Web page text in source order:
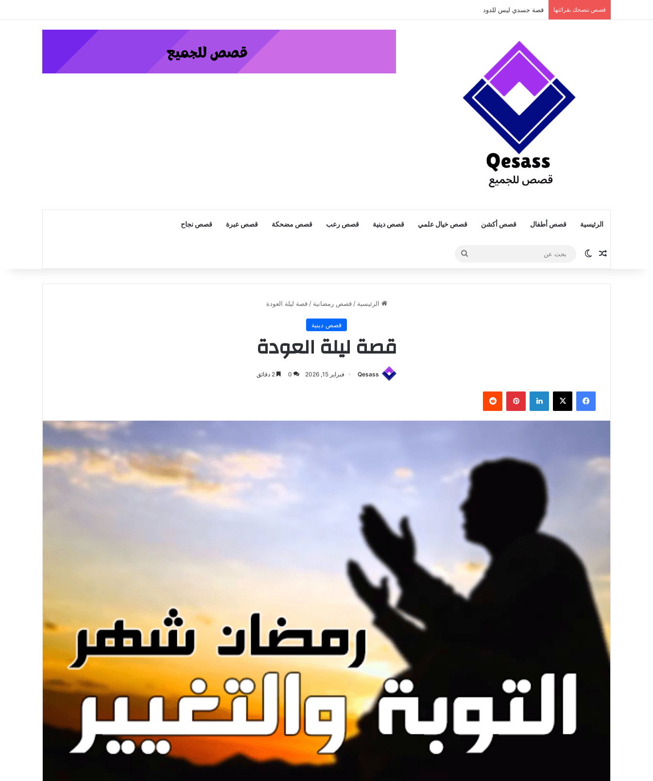
قصص ننصحك بقرائتها قصة جسدي ليس للدود
الرئيسية قصص أطفال قصص أكشن قصص خيال علمي قصص دينية قصص رعب قصص مضحكة قصص عبرة قصص نجاح
مقال عشوائي
الوضع المظلم
بحث
عن
الرئيسية / قصص رمضانية / قصة ليلة العودة
قصص دينية
قصة ليلة العودة
Qesass فبراير 15, 2026 0
فيسبوك ‫X لينكدإن بينتيريست